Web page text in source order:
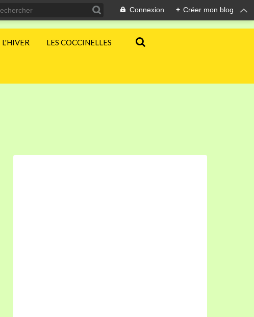
Connexion + Créer mon blog
L'HIVER LES COCCINELLES